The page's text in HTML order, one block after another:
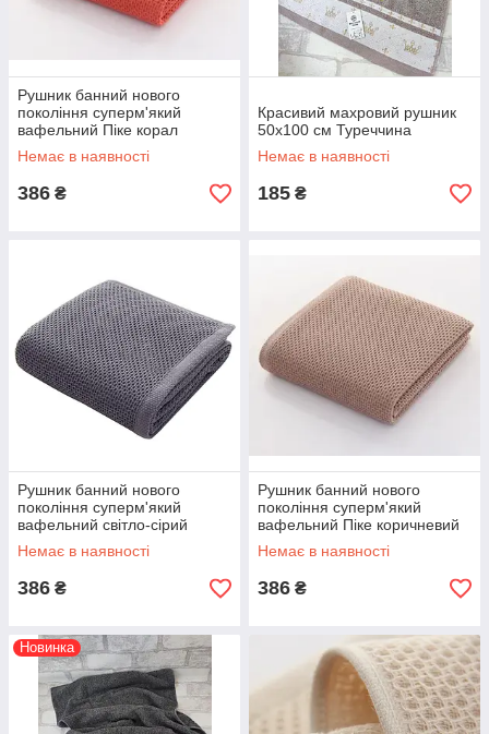
Рушник банний нового
покоління суперм'який
вафельний Піке корал
Немає в наявності
386 ₴
Красивий махровий рушник
50х100 см Туреччина
Немає в наявності
185 ₴
Рушник банний нового
покоління суперм'який
вафельний світло-сірий
70х140см
Немає в наявності
386 ₴
Рушник банний нового
покоління суперм'який
вафельний Піке коричневий
Немає в наявності
386 ₴
Новинка